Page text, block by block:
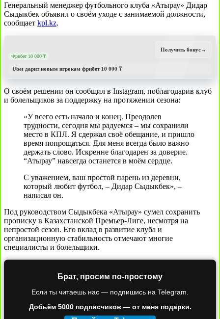
Генеральный менеджер футбольного клуба «Атырау» Дидар
Сыдыкбек объявил о своём уходе с занимаемой должности,
сообщает kpl.kz.
Фрибет 10 000 ₸
Ubet дарит новым игрокам фрибет 10 000 ₸
Получить бонус→
О своём решении он сообщил в Instagram, поблагодарив клуб
и болельщиков за поддержку на протяжении сезона:
«У всего есть начало и конец. Преодолев
трудности, сегодня мы радуемся – мы сохранили
место в КПЛ. Я сдержал своё обещание, и пришло
время попрощаться. Для меня всегда было важно
держать слово. Искренне благодарен за доверие.
“Атырау” навсегда останется в моём сердце.
С уважением, ваш простой парень из деревни,
который любит футбол, – Дидар Сыдыкбек», –
написал он.
Под руководством Сыдыкбека «Атырау» сумел сохранить
прописку в Казахстанской Премьер-Лиге, несмотря на
непростой сезон. Его вклад в развитие клуба и
организационную стабильность отмечают многие
специалисты и болельщики.
Брат, просим по-простому
Если ты читаешь нас — подпишись на Telegram.
Добьём 5000 подписчиков — от меня подарки.